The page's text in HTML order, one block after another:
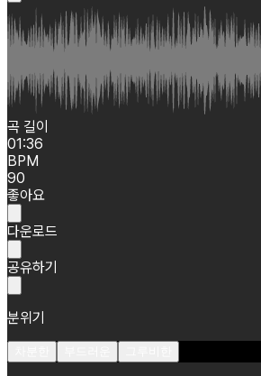
곡 길이
01:36
BPM
90
좋아요
다운로드
공유하기
분위기